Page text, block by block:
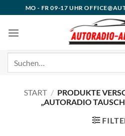
Inhalt
springen
MO - FR 09-17 UHR
START / PRODUKTE
„AUTORADIO